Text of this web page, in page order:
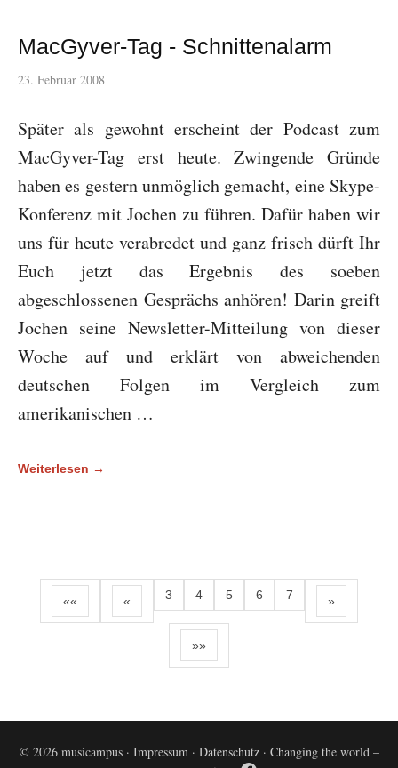
MacGyver-Tag - Schnittenalarm
23. Februar 2008
Später als gewohnt erscheint der Podcast zum
MacGyver-Tag erst heute. Zwingende Gründe
haben es gestern unmöglich gemacht, eine Skype-
Konferenz mit Jochen zu führen. Dafür haben wir
uns für heute verabredet und ganz frisch dürft Ihr
Euch jetzt das Ergebnis des soeben
abgeschlossenen Gesprächs anhören! Darin greift
Jochen seine Newsletter-Mitteilung von dieser
Woche auf und erklärt von abweichenden
deutschen Folgen im Vergleich zum
amerikanischen …
Weiterlesen →
«« « 3 4 5 6 7 »
»»
© 2026 musicampus · Impressum· Datenschutz· Changing the world –